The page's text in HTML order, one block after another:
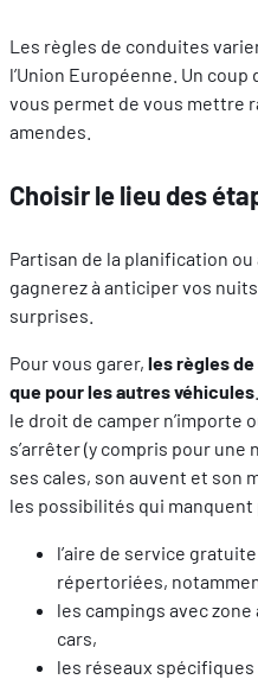
Les règles de conduites
l’Union Européenne. Un coup
vous permet de vous mettre
amendes.
Choisir le lieu des
Partisan de la planification ou
gagnerez à anticiper vos
surprises.
Pour vous garer, les règles
que pour les autres véhicules
le droit de camper n’importe
s’arrêter (y compris pour
ses cales, son auvent et son
les possibilités qui manquent
l’aire de service
répertoriées,
les campings avec
cars,
les réseaux spécifiques